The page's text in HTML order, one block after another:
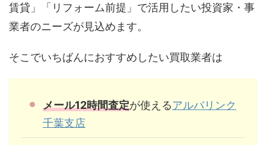
賃貸」「リフォーム前提」で活用したい投資家・事
業者のニーズが見込めます。
そこでいちばんにおすすめしたい買取業者は
メール12時間査定が使えるアルバリンク
千葉支店